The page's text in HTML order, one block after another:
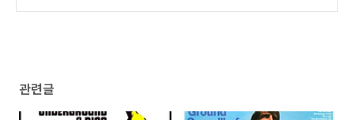
관련글